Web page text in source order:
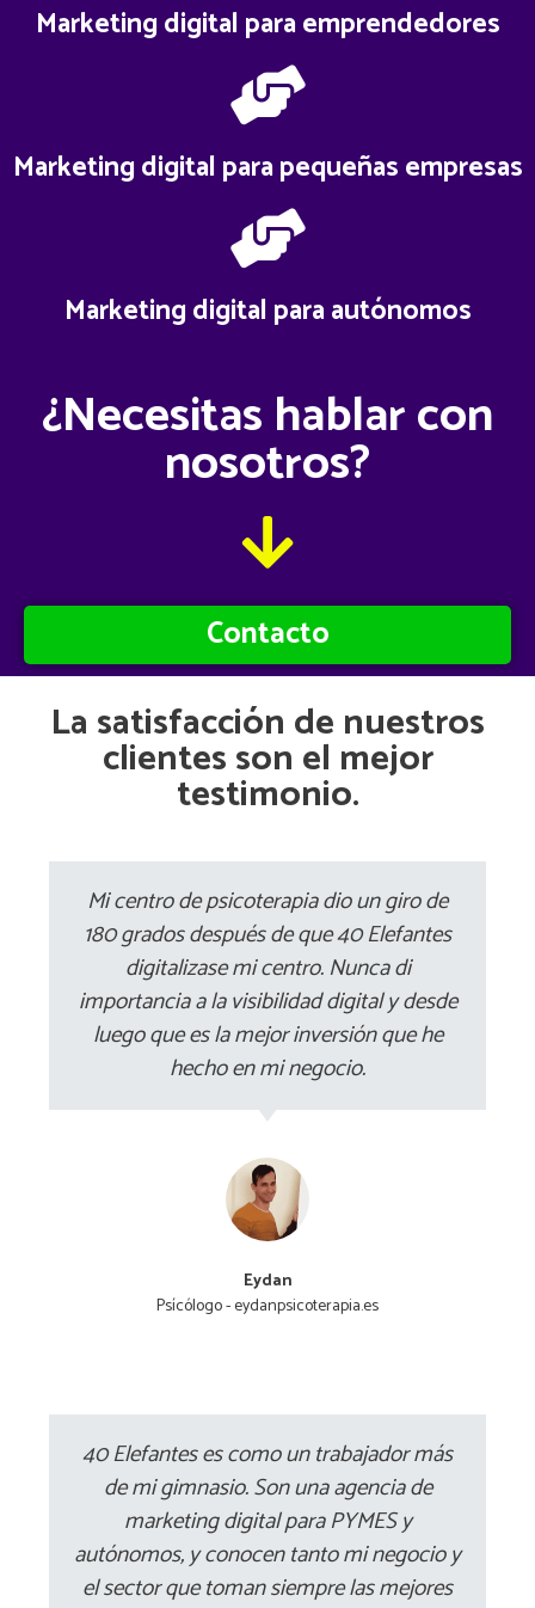
Marketing digital para emprendedores
Marketing digital para pequeñas empresas
Marketing digital para autónomos
¿Necesitas hablar con
nosotros?
Contacto
La satisfacción de nuestros
clientes son el mejor
testimonio.
Mi centro de psicoterapia dio un giro de
180 grados después de que 40 Elefantes
digitalizase mi centro. Nunca di
importancia a la visibilidad digital y desde
luego que es la mejor inversión que he
hecho en mi negocio.
Eydan
Psícólogo - eydanpsicoterapia.es
40 Elefantes es como un trabajador más
de mi gimnasio. Son una agencia de
marketing digital para PYMES y
autónomos, y conocen tanto mi negocio y
el sector que toman siempre las mejores